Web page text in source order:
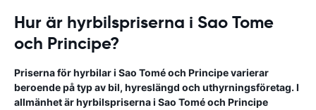
Hur är hyrbilspriserna i Sao Tome
och Principe?
Priserna för hyrbilar i Sao Tomé och Principe varierar
beroende på typ av bil, hyreslängd och uthyrningsföretag. I
allmänhet är hyrbilspriserna i Sao Tomé och Principe